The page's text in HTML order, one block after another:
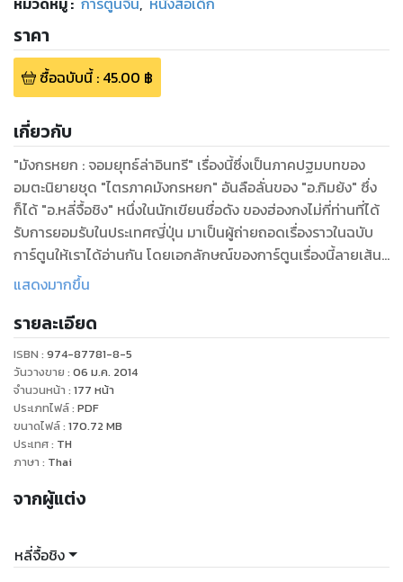
ราคา
ซื้อฉบับนี้: 45.00 ฿
เกี่ยวกับ
"มังกรหยก : จอมยุทธ์ล่าอินทรี" เรื่องนี้ซึ่งเป็นภาคปฐมบทของ
อมตะนิยายชุด "ไตรภาคมังกรหยก" อันลือลั่นของ "อ.กิมย้ง" ซึ่ง
ก็ได้ "อ.หลี่จื้อชิง" หนึ่งในนักเขียนชื่อดัง ของฮ่องกงไม่กี่ท่านที่ได้
รับการยอมรับในประเทศญี่ปุ่น มาเป็นผู้ถ่ายถอดเรื่องราวในฉบับ
การ์ตูนให้เราได้อ่านกัน โดยเอกลักษณ์ของการ์ตูนเรื่องนี้ลายเส้น
และวิธีการดําเนินเรื่องจะสะอาดตา อ่านง่ายกว่าการ์ตูนฮ่องกงเรื่อ
ว่าเป็นนักเขียนที่เขาพอใจมากที่สุด เนื่องจาก "อ.หลี่จื้อชิง"
สามารถถ่ายทอดเรื่องออกมาในฉบับการ์ตูนได้ใกล้เคียงกับบท
ประพันธ์เดิมมาก ดังนั้นจึงรับประกันได้ว่า ผู้อ่านทุกเพศทุกวัยจะ
สามารถเพลิดเพลินไปกับการ์ตูนชุดนี้ได้อย่างเต็มอรรถรสอย่าง
แน่นอน
แสดงมากขึ้น
รายละเอียด
ISBN : 974-87781-8-5
วันวางขาย : 06 ม.ค. 2014
จำนวนหน้า : 177 หน้า
ประเภทไฟล์: PDF
ขนาดไฟล์: 170.72 MB
ประเทศ: TH
ภาษา : Thai
จากผู้แต่ง
หลี่จื้อชิง